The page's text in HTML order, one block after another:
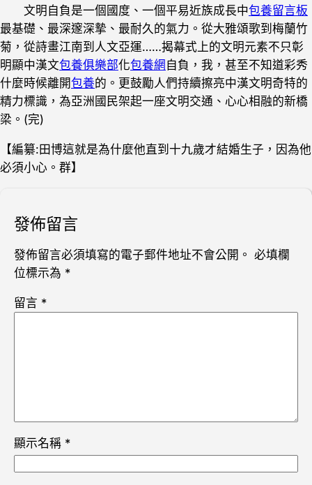
文明自負是一個國度、一個平易近族成長中包養留言板
最基礎、最深邃深摯、最耐久的氣力。從大雅頌歌到梅蘭竹
菊，從詩畫江南到人文亞運……揭幕式上的文明元素不只彰
明顯中漢文包養俱樂部化包養網 自負，我，甚至不知道彩秀
什麼時候離開包養的。更鼓勵人們持續擦亮中漢文明奇特的
精力標識，為亞洲國民架起一座文明交通、心心相融的新橋
梁。(完)
【編纂:田博這就是為什麼他直到十九歲才結婚生子，因為他
必須小心。群】
發佈留言
發佈留言必須填寫的電子郵件地址不會公開。 必填欄
位標示為 *
留言 *
顯示名稱 *